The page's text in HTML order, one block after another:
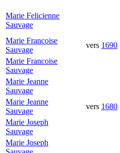
Marie Felicienne
Sauvage
Marie Francoise
Sauvage
vers 1690
Marie Francoise
Sauvage
Marie Jeanne
Sauvage
Marie Jeanne
Sauvage
vers 1680
Marie Joseph
Sauvage
Marie Joseph